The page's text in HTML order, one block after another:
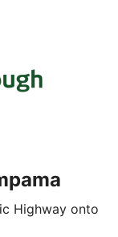
Highway onto